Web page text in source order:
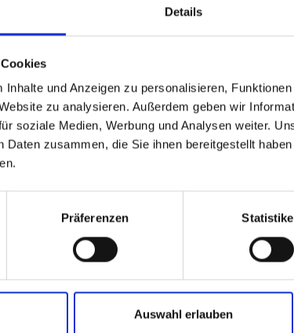
Details
und Anzeigen zu personalisieren,
zu analysieren. Außerdem geben wir
soziale Medien, Werbung und Analysen weiter.
Daten zusammen, die Sie ihnen bereitgestellt
Präferenzen
Auswahl erlauben
1 2 3 4 5 ... 14